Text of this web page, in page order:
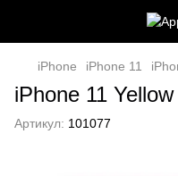
iPhone iPhone 11
iPhone 11
Артикул: 101077